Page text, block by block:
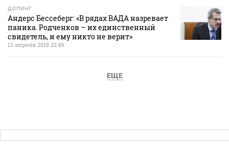
ДОПИНГ
Андерс Бессеберг: «В рядах ВАДА назревает
паника. Родченков – их единственный
свидетель, и ему никто не верит»
13 апреля 2018 22:49
ЕЩЕ